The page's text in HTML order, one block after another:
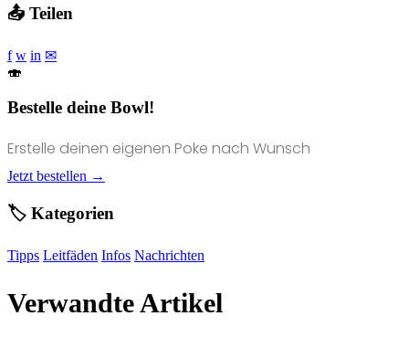
📤 Teilen
f w in ✉
🍣
Bestelle deine Bowl!
Erstelle deinen eigenen Poke nach Wunsch
Jetzt bestellen →
🏷️ Kategorien
Tipps Leitfäden Infos Nachrichten
Verwandte Artikel